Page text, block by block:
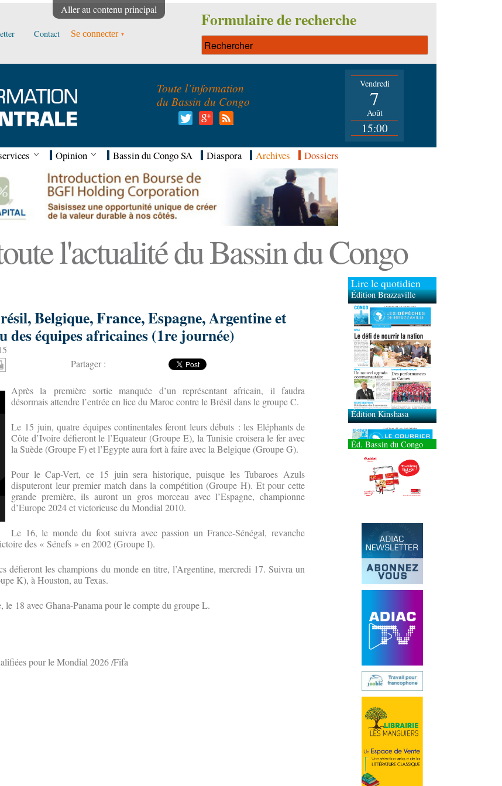
Aller au contenu principal
Contact Se connecter
Formulaire de recherche
Toute l’information
du Bassin du Congo
Vendredi
7
Août
15:00
Opinion Bassin du Congo SA Diaspora Archives Dossiers
l'actualité du Bassin du Congo
Belgique, France, Espagne, Argentine et
des équipes africaines (1re journée)
Partager :
Après la première sortie manquée d’un représentant africain, il faudra
désormais attendre l’entrée en lice du Maroc contre le Brésil dans le groupe C.
Le 15 juin, quatre équipes continentales feront leurs débuts : les Eléphants de
Côte d’Ivoire défieront le l’Equateur (Groupe E), la Tunisie croisera le fer avec
la Suède (Groupe F) et l’Egypte aura fort à faire avec la Belgique (Groupe G).
Pour le Cap-Vert, ce 15 juin sera historique, puisque les Tubaroes Azuls
disputeront leur premier match dans la compétition (Groupe H). Et pour cette
grande première, ils auront un gros morceau avec l’Espagne, championne
d’Europe 2024 et victorieuse du Mondial 2010.
Le 16, le monde du foot suivra avec passion un France-Sénégal, revanche
des « Sénefs » en 2002 (Groupe I).
défieront les champions du monde en titre, l’Argentine, mercredi 17. Suivra un
K), à Houston, au Texas.
le 18 avec Ghana-Panama pour le compte du groupe L.
pour le Mondial 2026 /Fifa
Lire le quotidien
Édition Brazzaville
Édition Kinshasa
Éd. Bassin du Congo